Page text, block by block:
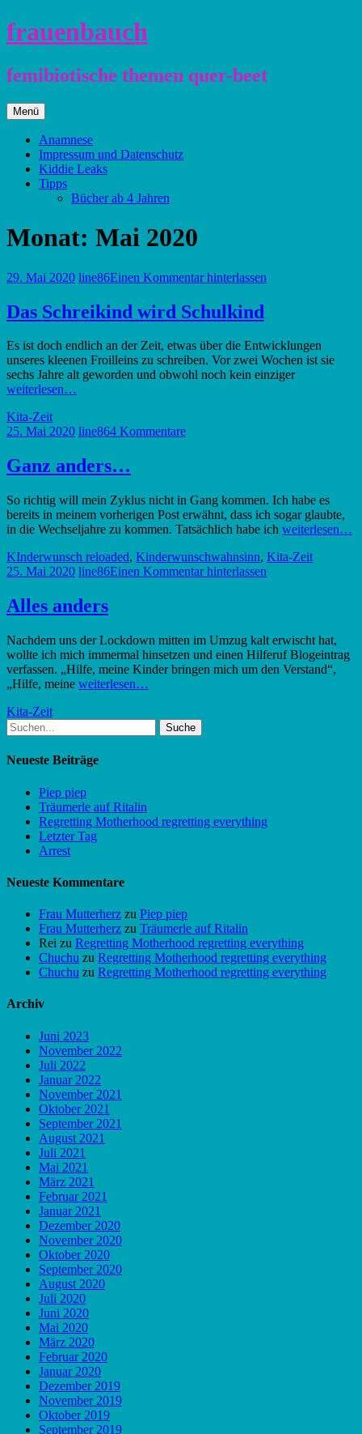
Zum
Inhalt
frauenbauch
femibiotische themen quer-beet
Menü Zum
Inhalt
springen
Anamnese
Impressum und Datenschutz
Kiddie Leaks
Tipps
Bücher ab 4 Jahren
Monat: Mai 2020
29. Mai 2020 line86Einen Kommentar hinterlassen
Das Schreikind wird Schulkind
Es ist doch endlich an der Zeit, etwas über die Entwicklungen
unseres kleenen Froilleins zu schreiben. Vor zwei Wochen ist sie
sechs Jahre alt geworden und obwohl noch kein einziger
weiterlesen…
Kita-Zeit
25. Mai 2020 line864 Kommentare
Ganz anders…
So richtig will mein Zyklus nicht in Gang kommen. Ich habe es
bereits in meinem vorherigen Post erwähnt, dass ich sogar glaubte,
in die Wechseljahre zu kommen. Tatsächlich habe ich weiterlesen…
KInderwunsch reloaded, Kinderwunschwahnsinn, Kita-Zeit
25. Mai 2020 line86Einen Kommentar hinterlassen
Alles anders
Nachdem uns der Lockdown mitten im Umzug kalt erwischt hat,
wollte ich mich immermal hinsetzen und einen Hilferuf Blogeintrag
verfassen. „Hilfe, meine Kinder bringen mich um den Verstand“,
„Hilfe, meine weiterlesen…
Kita-Zeit
Suche
nach:
Neueste Beiträge
Piep piep
Träumerle auf Ritalin
Regretting Motherhood regretting everything
Letzter Tag
Arrest
Neueste Kommentare
Frau Mutterherz zu Piep piep
Frau Mutterherz zu Träumerle auf Ritalin
Rei zu Regretting Motherhood regretting everything
Chuchu zu Regretting Motherhood regretting everything
Chuchu zu Regretting Motherhood regretting everything
Archiv
Juni 2023
November 2022
Juli 2022
Januar 2022
November 2021
Oktober 2021
September 2021
August 2021
Juli 2021
Mai 2021
März 2021
Februar 2021
Januar 2021
Dezember 2020
November 2020
Oktober 2020
September 2020
August 2020
Juli 2020
Juni 2020
Mai 2020
März 2020
Februar 2020
Januar 2020
Dezember 2019
November 2019
Oktober 2019
September 2019